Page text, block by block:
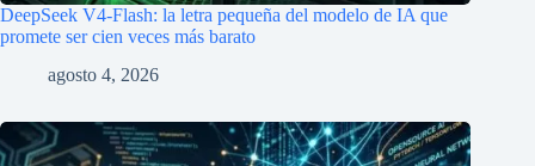
DeepSeek V4-Flash: la letra pequeña del modelo de IA que
promete ser cien veces más barato
agosto 4, 2026